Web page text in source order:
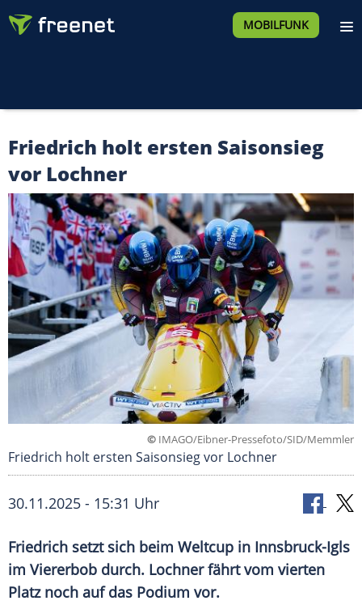
MOBILFUNK
Friedrich holt ersten Saisonsieg
vor Lochner
© IMAGO/Eibner-Pressefoto/SID/Memmler
Friedrich holt ersten Saisonsieg vor Lochner
30.11.2025 - 15:31 Uhr
Friedrich setzt sich beim Weltcup in Innsbruck-Igls
im Viererbob durch. Lochner fährt vom vierten
Platz noch auf das Podium vor.